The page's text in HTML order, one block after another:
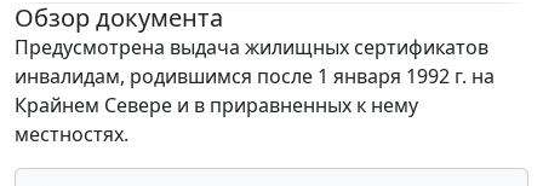
Обзор документа
Предусмотрена выдача жилищных сертификатов
инвалидам, родившимся после 1 января 1992 г. на
Крайнем Севере и в приравненных к нему
местностях.